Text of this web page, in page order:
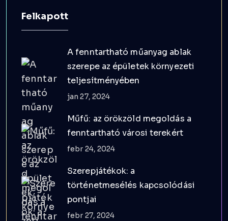
Felkapott
A fenntartható műanyag ablak
szerepe az épületek környezeti
teljesítményében
jan 27, 2024
Műfű: az örökzöld megoldás a
fenntartható városi terekért
febr 24, 2024
Szerepjátékok: a
történetmesélés kapcsolódási
pontjai
febr 27, 2024